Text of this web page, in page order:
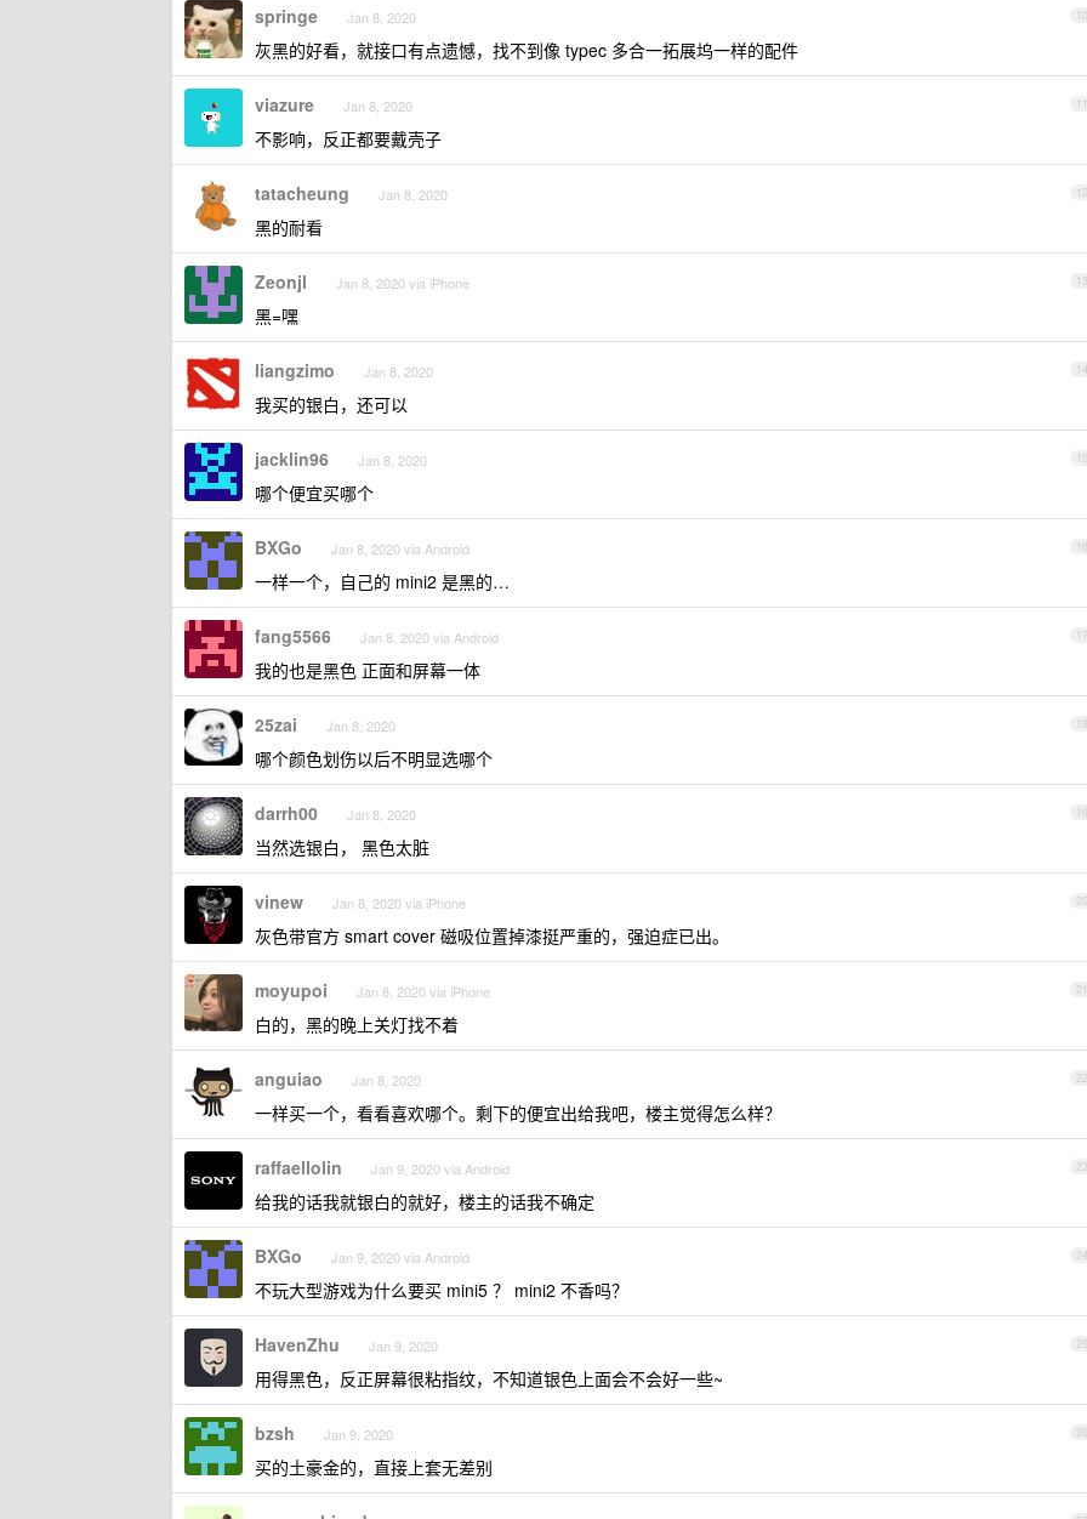
10
springe Jan 8, 2020
灰黑的好看，就接口有点遗憾，找不到像 typec 多合一拓展坞一样的配件
11
viazure Jan 8, 2020
不影响，反正都要戴壳子
12
tatacheung Jan 8, 2020
黑的耐看
13
Zeonjl Jan 8, 2020 via iPhone
黑=嘿
14
liangzimo Jan 8, 2020
我买的银白，还可以
15
jacklin96 Jan 8, 2020
哪个便宜买哪个
16
BXGo Jan 8, 2020 via Android
一样一个，自己的 mini2 是黑的…
17
fang5566 Jan 8, 2020 via Android
我的也是黑色 正面和屏幕一体
18
25zai Jan 8, 2020
哪个颜色划伤以后不明显选哪个
19
darrh00 Jan 8, 2020
当然选银白， 黑色太脏
20
vinew Jan 8, 2020 via iPhone
灰色带官方 smart cover 磁吸位置掉漆挺严重的，强迫症已出。
21
moyupoi Jan 8, 2020 via iPhone
白的，黑的晚上关灯找不着
22
anguiao Jan 8, 2020
一样买一个，看看喜欢哪个。剩下的便宜出给我吧，楼主觉得怎么样？
23
raffaellolin Jan 9, 2020 via Android
给我的话我就银白的就好，楼主的话我不确定
24
BXGo Jan 9, 2020 via Android
不玩大型游戏为什么要买 mini5 ？ mini2 不香吗？
25
HavenZhu Jan 9, 2020
用得黑色，反正屏幕很粘指纹，不知道银色上面会不会好一些~
26
bzsh Jan 9, 2020
买的土豪金的，直接上套无差别